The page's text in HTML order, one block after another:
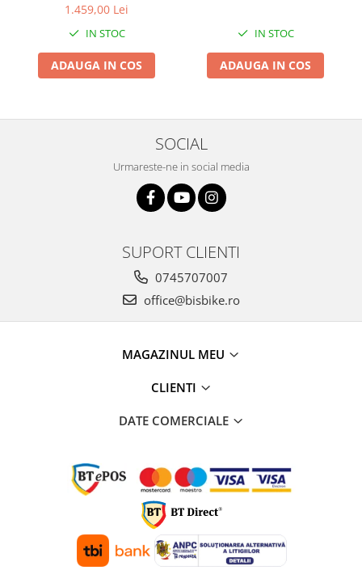
1.459,00 Lei
IN STOC
ADAUGA IN COS
IN STOC
ADAUGA IN COS
SOCIAL
Urmareste-ne in social media
SUPORT CLIENTI
0745707007
office@bisbike.ro
MAGAZINUL MEU
CLIENTI
DATE COMERCIALE